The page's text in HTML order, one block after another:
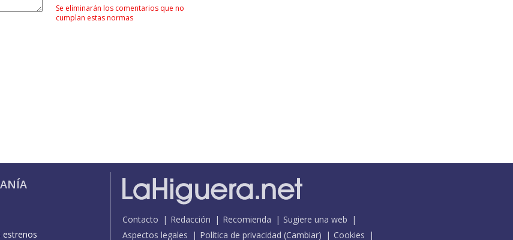
Se eliminarán los comentarios que no
cumplan estas normas
estrenos
Contacto Redacción Recomienda
Sugiere una web
Aspectos legales
Política de privacidad (Cambiar) Cookies